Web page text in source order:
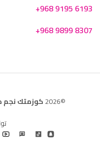
+968 9195 6193
+968 9899 8307
©2026 كوزمتك نجم